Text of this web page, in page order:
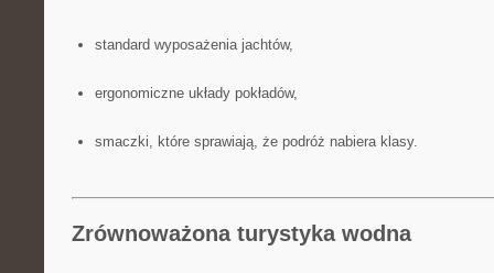
standard wyposażenia jachtów,
ergonomiczne układy pokładów,
smaczki, które sprawiają, że podróż nabiera klasy.
Zrównoważona turystyka wodna